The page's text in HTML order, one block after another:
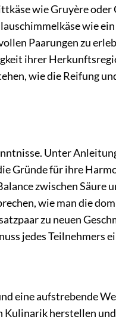
wie Gruyère oder
wie
Paarungen zu
ihrer
wie die Reifung
Unter
Gründe für ihre
zwischen Säure
wie man die
zu neuen
jedes Teilnehmers
eine aufstrebende
Kulinarik herstellen